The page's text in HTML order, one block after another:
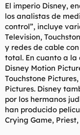
El imperio Disney,
los analistas de
control”, incluye
Television,
y redes de cable
total. En cuanto a la
Disney Motion
Touchstone
Pictures. Disney
por los hermanos
han producido
Crying Game,